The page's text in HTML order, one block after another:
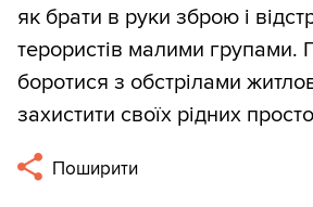
як брати в руки зброю і
терористів малими групами.
боротися з обстрілами
захистити своїх рідних
Поширити